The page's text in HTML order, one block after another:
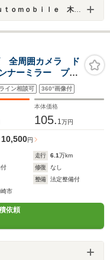
ｍｏｂｉｌｅ 木更津
全周囲カメラ ド
ナーミラー プロ
ンチアルミ エマ
ー
イン相談可 360°画像付
本体価格
105. 1 万円
10,500円
走行 6.1万km
修復
なし
整備
法定整備付
市
依頼